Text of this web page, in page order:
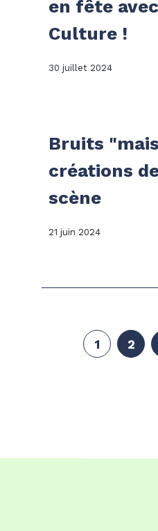
en fête
Culture !
30 juillet 2024
Bruits
créations
scène
21 juin 2024
1 2